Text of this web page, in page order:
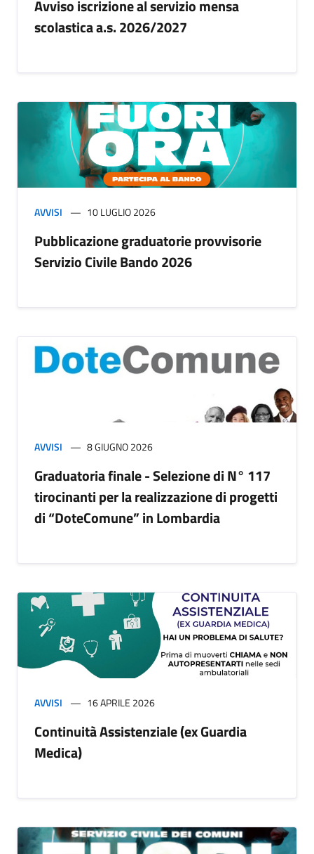
Avviso iscrizione al servizio mensa
scolastica a.s. 2026/2027
AVVISI 10 LUGLIO 2026
Pubblicazione graduatorie provvisorie
Servizio Civile Bando 2026
AVVISI 8 GIUGNO 2026
Graduatoria finale - Selezione di N° 117
tirocinanti per la realizzazione di progetti
di “DoteComune” in Lombardia
AVVISI 16 APRILE 2026
Continuità Assistenziale (ex Guardia
Medica)